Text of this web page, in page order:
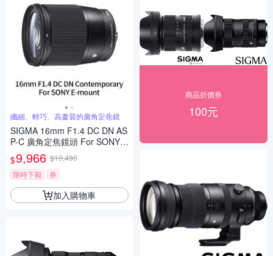
纖細、輕巧、高畫質的廣角定焦鏡
SIGMA 16mm F1.4 DC DN AS
P-C 廣角定焦鏡頭 For SONY E
-mount (公司貨)
$9,966 $10,490
限時下殺
券
加入購物車
商品折價券
100元